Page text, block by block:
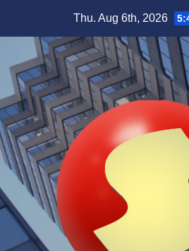
content
Thu. Aug 6th, 2026